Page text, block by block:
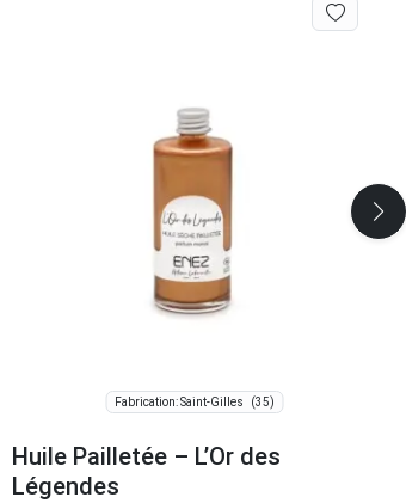
Fabrication: Saint-Gilles (35)
Huile Pailletée – L’Or des
Légendes